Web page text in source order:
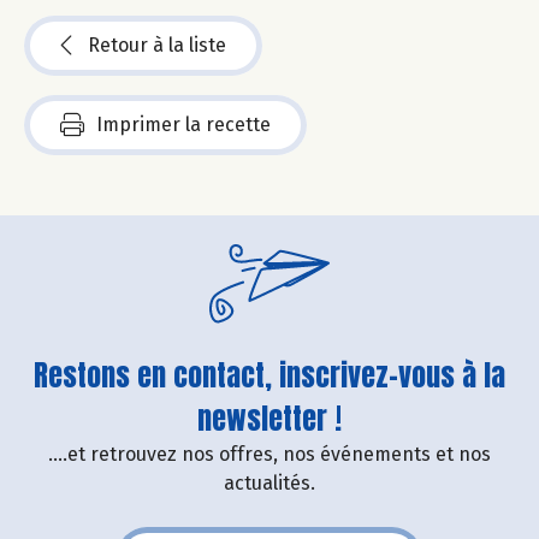
Retour à la liste
Imprimer la recette
Restons en contact, inscrivez-vous à la
newsletter !
....et retrouvez nos offres, nos événements et nos
actualités.